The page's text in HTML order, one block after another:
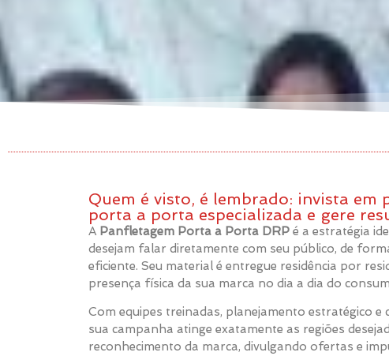
Quem é visto, é lembrado: invista em
porta a porta especializada e gere
A Panfletagem Porta a Porta DRP é a estratégia
desejam falar diretamente com seu público, de
eficiente. Seu material é entregue residência por
presença física da sua marca no dia a dia do
Com equipes treinadas, planejamento estratégico e
sua campanha atinge exatamente as regiões
reconhecimento da marca, divulgando ofertas e